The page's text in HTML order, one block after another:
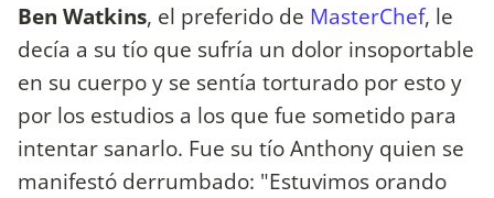
Ben Watkins, el preferido de MasterChef, le
decía a su tío que sufría un dolor insoportable
en su cuerpo y se sentía torturado por esto y
por los estudios a los que fue sometido para
intentar sanarlo. Fue su tío Anthony quien se
manifestó derrumbado: "Estuvimos orando